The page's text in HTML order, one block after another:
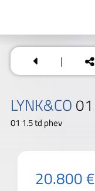
|
LYNK&CO 01
01 1.5 td phev
20.800 €